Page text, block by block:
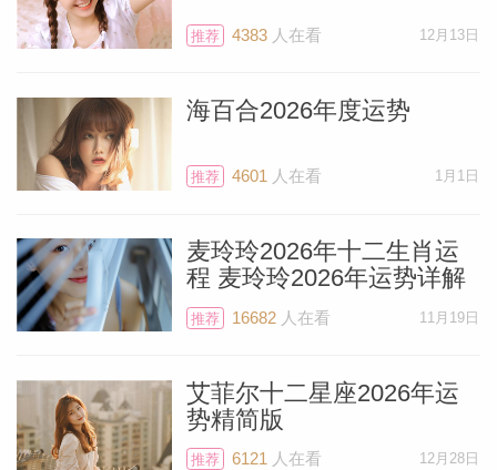
所以必须看看会发生什么。新月日食（如
10月25日这个）通常会开启一些新事物，
结。所有食相都需要某种程度的转变，它们
为新事物扫清道路。我们所经历的任何变化
——即使是快乐的变化——都要求我们做出
调整，例如搬进新公寓或生下宝宝。我们很
激动，但也必须适应新的日常节奏。作为固
定宫狮子座，你喜欢循规蹈矩。你通常不太
发生什么，优秀的你都能优雅地处理好。
10月25日的日食将落在你的家庭宫，所以
推荐 4383人在看 12月13日
海百合2026年度运势
推荐 4601 人在看 1月1日
麦玲玲2026年十二生肖运
程 麦玲玲2026年运势详解
推荐 16682人在看 11月19日
艾菲尔十二星座2026年运
势精简版
推荐 6121 人在看 12月28日